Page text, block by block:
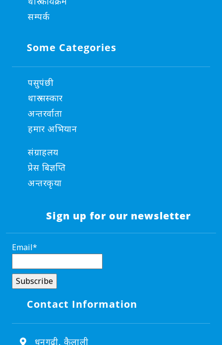
सम्पर्क
Some Categories
पसुपंछी
थारु सस्कार
अन्तरर्वाता
हमार अभियान
संग्राहलय
प्रेस बिज्ञप्ति
अन्तरकृया
Sign up for our newsletter
Email*
Contact Information
धनगढी, कैलाली